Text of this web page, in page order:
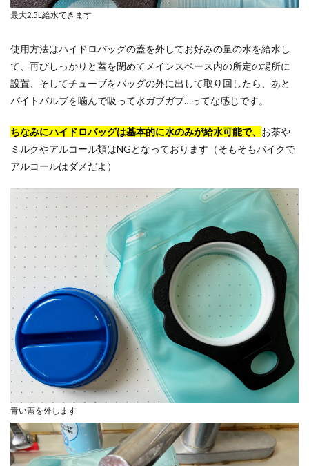
最大2.5L給水できます
使用方法はハイドロバッグの蓋を外してお好みの量の水を給水し
て、再びしっかりと蓋を閉めてメインスペース内の所定の場所に
設置、そしてチューブをバッグの外に出して取り回したら、あと
バイトバルブを噛んで吸って水ガブガブ…ってな感じです。
ちなみにハイドロバッグは基本的に水のみが給水可能で、 お茶や
ミルクやアルコール類はNGとなっております（そもそもバイクで
アルコールはダメだよ）
青い蓋を外します